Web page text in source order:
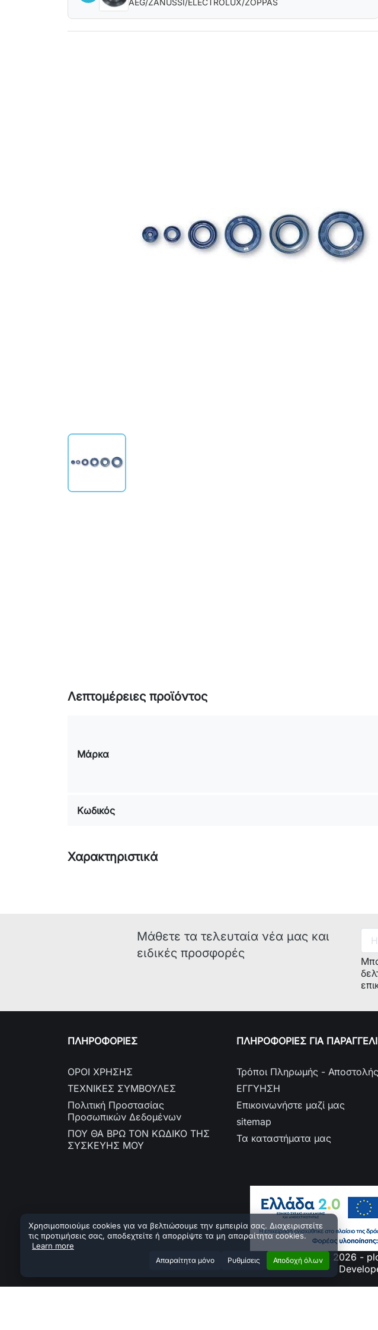
AEG/ZANUSSI/ELECTROLUX/ZOPPAS
Λεπτομέρειες προϊόντος
Μάρκα
Κωδικός
Χαρακτηριστικά
Μάθετε τα τελευταία νέα μας και
ειδικές προσφορές
ΠΛΗΡΟΦΟΡΙΕΣ
ΟΡΟΙ ΧΡΗΣΗΣ
ΤΕΧΝΙΚΕΣ ΣΥΜΒΟΥΛΕΣ
Πολιτική Προστασίας
Προσωπικών Δεδομένων
ΠΟΥ ΘΑ ΒΡΩ ΤΟΝ ΚΩΔΙΚΟ ΤΗΣ
ΣΥΣΚΕΥΗΣ ΜΟΥ
ΠΛΗΡΟΦΟΡΙΕΣ ΓΙΑ
Τρόποι Πληρωμής - Αποστολής
ΕΓΓΥΗΣΗ
Επικοινωνήστε μαζί μας
sitemap
Τα καταστήματα μας
Χρησιμοποιούμε cookies για να βελτιώσουμε την εμπειρία σας. Διαχειριστείτε
τις προτιμήσεις σας, αποδεχτείτε ή απορρίψτε τα μη απαραίτητα cookies.
Learn more
Aπαραίτητα μόνο Ρυθμίσεις Αποδοχή όλων© 2026 -